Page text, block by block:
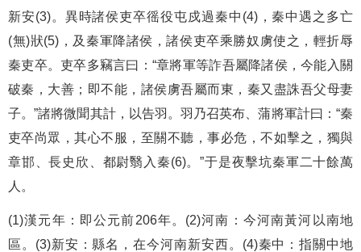
新安(3)。異時諸侯吏卒徭役屯戍過秦中(4)，秦中遇之多亡
(無)狀(5)，及秦軍降諸侯，諸侯吏卒乘勝奴虜使之，輕折辱
秦吏卒。吏卒多竊言曰：“章將軍等詐吾屬降諸侯，今能入關
破秦，大善；即不能，諸侯虜吾屬而東，秦又盡誅吾父母妻
子。”諸將微聞其計，以告羽。羽乃召英布、蒲將軍計曰：“秦
吏卒尚眾，其心不服，至關不聽，事必危，不如擊之，獨與
章邯、長史欣、都尉翳入秦(6)。”于是夜擊坑秦軍二十餘萬
人。
(1)漢元年：即公元前206年。(2)河南：今河南黃河以南地
區。(3)新安：縣名，在今河南新安西。(4)秦中：指關中地